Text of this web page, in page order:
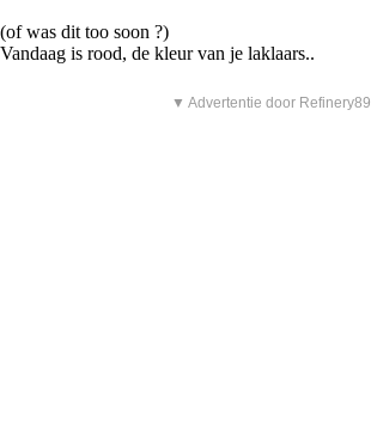
(of was dit too soon ?)
Vandaag is rood, de kleur van je laklaars..
▼ Advertentie door Refinery89